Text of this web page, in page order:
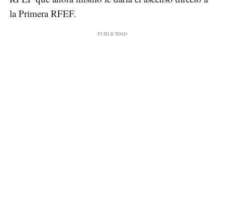
la Primera RFEF.